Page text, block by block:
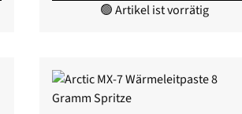
🟢 Artikel ist vorrätig